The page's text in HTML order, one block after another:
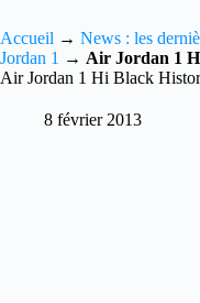
Accueil → News : les
Jordan 1 → Air Jordan 1
Air Jordan 1 Hi Black
8 février 2013